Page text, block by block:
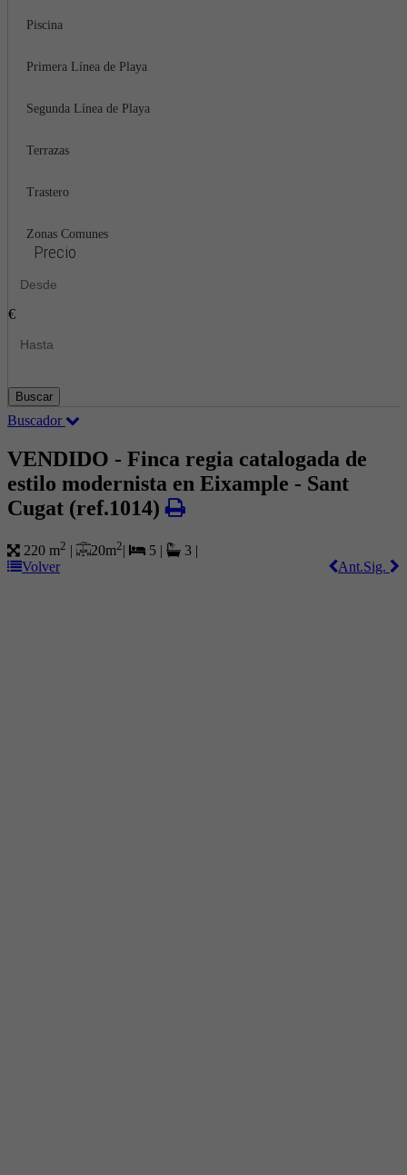
Piscina
Primera Línea de Playa
Segunda Línea de Playa
Terrazas
Trastero
Zonas Comunes
Precio
€
Buscar
Buscador
VENDIDO - Finca regia catalogada de
estilo modernista en Eixample - Sant
Cugat (ref.1014)
220 m2 | 20 m2| 5 | 3 |
Volver Sig.
Ant.